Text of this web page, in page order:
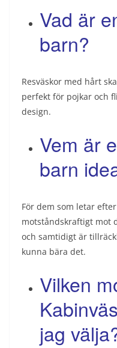
Vad är
barn?
Resväskor med hårt
perfekt för pojkar och
design.
Vem är
barn
För dem som letar
motståndskraftigt mot
och samtidigt är
kunna bära det.
Vilken
jag